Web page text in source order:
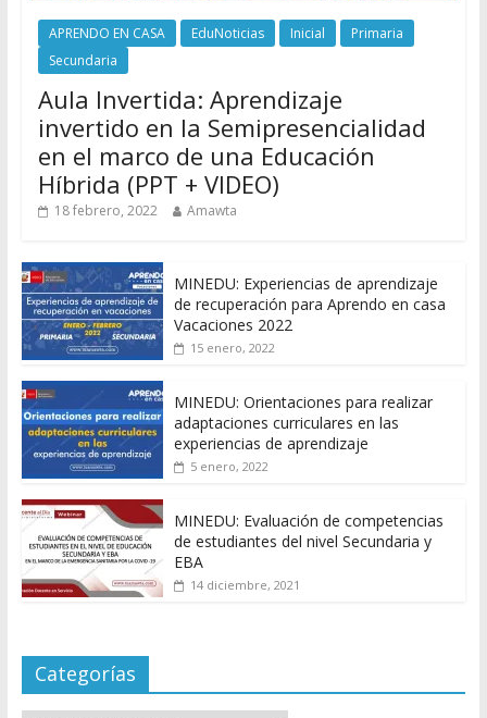
APRENDO EN CASA EduNoticias Inicial
Primaria
Secundaria
Aula Invertida: Aprendizaje
invertido en la Semipresencialidad
en el marco de una Educación
Híbrida (PPT + VIDEO)
18 febrero, 2022 Amawta
MINEDU: Experiencias de aprendizaje
de recuperación para Aprendo en casa
Vacaciones 2022
15 enero, 2022
MINEDU: Orientaciones para realizar
adaptaciones curriculares en las
experiencias de aprendizaje
5 enero, 2022
MINEDU: Evaluación de competencias
de estudiantes del nivel Secundaria y
EBA
14 diciembre, 2021
Categorías